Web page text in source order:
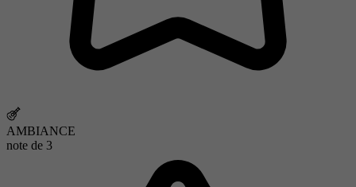
AMBIANCE
note de 3